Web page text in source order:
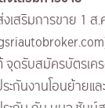
ส่งเสริมการขาย 1
จุดรับสมัครบัตรเค
ะกันงานโอนย้ายแ